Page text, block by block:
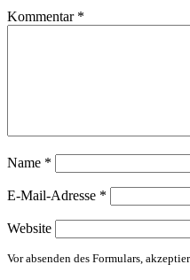
Kommentar *
Name *
E-Mail-Adresse *
Website
Vor absenden des Formulars,